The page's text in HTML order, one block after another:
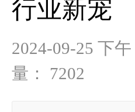
行业新宠
2024-09-25
量： 7202